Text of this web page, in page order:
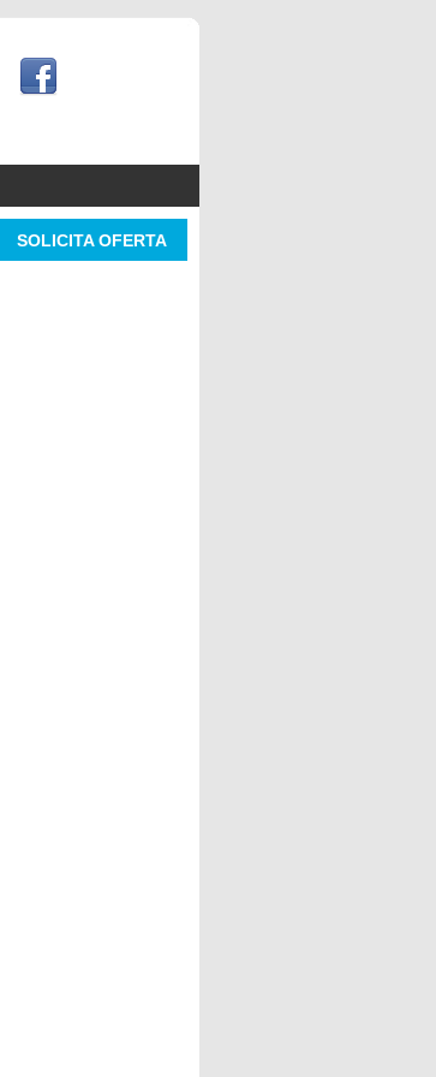
SOLICITA OFERTA